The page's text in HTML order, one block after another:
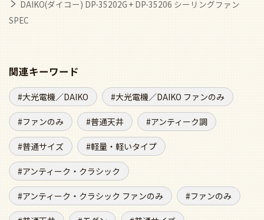
SPEC
ファンのみ 普通天井 アンティーク調
普通サイズ 軽量・軽いタイプ
アンティーク・クラシック
アンティーク・クラシック ファンのみ
普通天井 モダン 普通サイズ